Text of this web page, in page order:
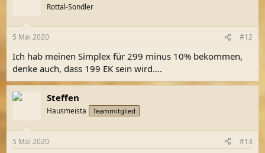
Rottal-Sondler
5 Mai 2020 #12
Ich hab meinen Simplex für 299 minus 10% bekommen,
denke auch, dass 199 EK sein wird....
Steffen
Hausmeista Teammitglied
5 Mai 2020 #13